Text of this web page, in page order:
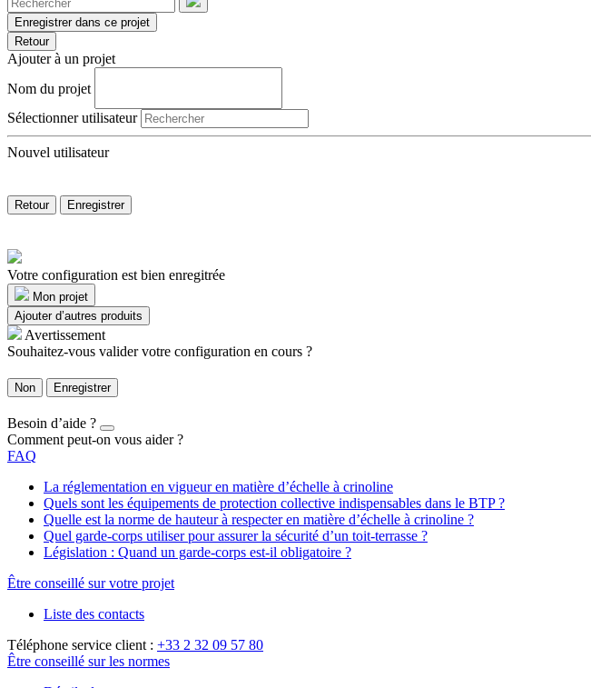
Enregistrer dans ce projet
Retour
Ajouter à un projet
Nom du projet
Sélectionner utilisateur
Nouvel utilisateur
Retour Enregistrer
Votre configuration est bien enregitrée
Mon projet
Ajouter d’autres produits
Avertissement
Souhaitez-vous valider votre configuration en cours ?
Non Enregistrer
Besoin d’aide ?
Comment peut-on vous aider ?
FAQ
La réglementation en vigueur en matière d’échelle à crinoline
Quels sont les équipements de protection collective indispensables dans le BTP ?
Quelle est la norme de hauteur à respecter en matière d’échelle à crinoline ?
Quel garde-corps utiliser pour assurer la sécurité d’un toit-terrasse ?
Législation : Quand un garde-corps est-il obligatoire ?
Être conseillé sur votre projet
Liste des contacts
Téléphone service client : +33 2 32 09 57 80
Être conseillé sur les normes